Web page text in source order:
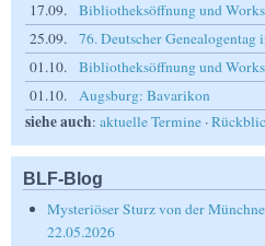
17.09.
Bibliotheksöffnung und
25.09.
76. Deutscher Genealogentag
01.10.
Bibliotheksöffnung und
01.10.
Augsburg: Bavarikon
siehe auch: aktuelle Termine ·
BLF-Blog
Mysteriöser Sturz von der
22.05.2026